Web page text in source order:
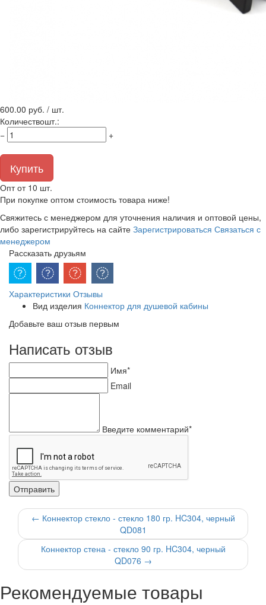
600.00 руб. / шт.
Количествошт.:
−
+
Купить
Опт от 10 шт.
При покупке оптом стоимость товара ниже!
Свяжитесь с менеджером для уточнения наличия и оптовой цены,
либо зарегистрируйтесь на сайте Зарегистрироваться Связаться с
менеджером
Рассказать друзьям
Характеристики Отзывы
Вид изделия Коннектор для душевой кабины
Добавьте ваш отзыв первым
Написать отзыв
Имя*
Email
Введите комментарий*
← Коннектор стекло - стекло 180 гр. HC304, черный
QD081
Коннектор стена - стекло 90 гр. HC304, черный
QD076 →
Рекомендуемые товары